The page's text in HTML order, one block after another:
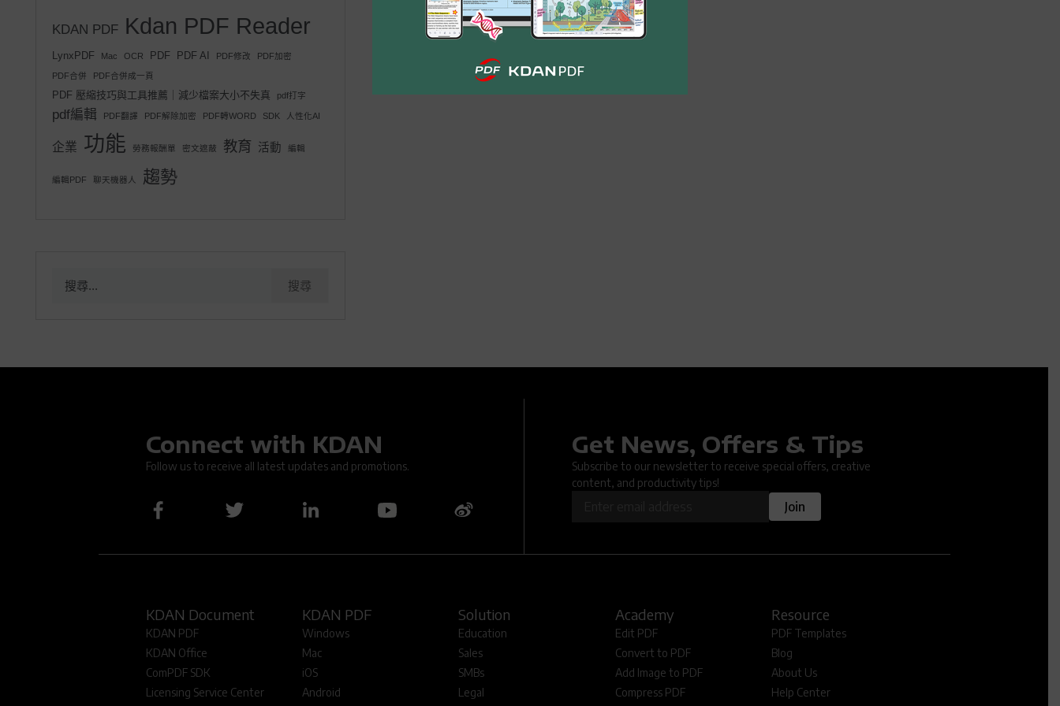
KDAN PDF Kdan PDF Reader
LynxPDF Mac OCR PDF PDF AI PDF修改 PDF加密
PDF合併 PDF合併成一頁
PDF 壓縮技巧與工具推薦｜減少檔案大小不失真 pdf打字
pdf編輯 PDF翻譯 PDF解除加密 PDF轉WORD SDK 人性化AI
企業 功能 勞務報酬單 密文遮蔽 教育 活動 編輯
編輯PDF 聊天機器人 趨勢
Connect with KDAN
Follow us to receive all latest updates and promotions.
Get News, Offers & Tips
Subscribe to our newsletter to receive special offers, creative
content, and productivity tips!
Join
Oops... An issue occurred when submitting the form. Please try again later.
KDAN Document
KDAN PDF
KDAN Office
ComPDF SDK
Licensing Service Center
KDAN PDF
Windows
Mac
iOS
Android
Solution
Education
Sales
SMBs
Legal
Academy
Edit PDF
Convert to PDF
Add Image to PDF
Compress PDF
Resource
PDF Templates
Blog
About Us
Help Center